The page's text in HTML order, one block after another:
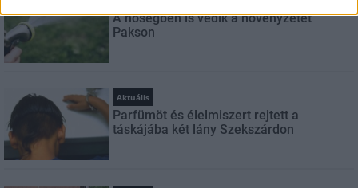
A hőségben is védik a növényzetet
Pakson
Aktuális
Parfümöt és élelmiszert rejtett a
táskájába két lány Szekszárdon